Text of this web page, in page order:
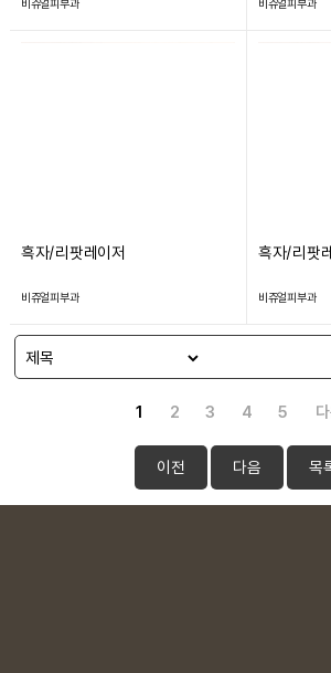
흑자/리팟레이저
비쥬얼피부과
흑자/리팟
비쥬얼피부과
1 2 3 4 5
이전 다음 목